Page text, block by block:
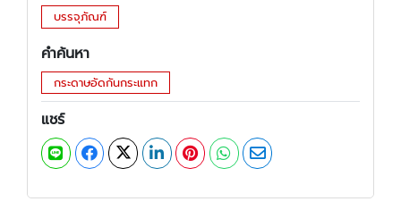
บรรจุภัณฑ์
คำค้นหา
กระดาษอัดกันกระแทก
แชร์